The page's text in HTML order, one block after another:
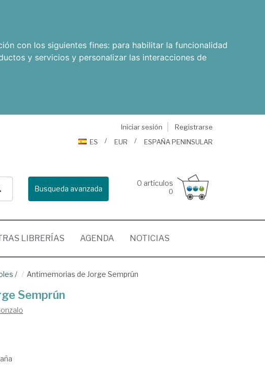
con los siguientes fines: para habilitar la funcionalidad
y servicios y personalizar las interacciones de
Iniciar sesión
Registrarse
ES
EUR ESPAÑA PENINSULAR
Busqueda avanzada
0 artículos
0
LIBRERÍAS AGENDA NOTICIAS
/ Antimemorias de Jorge Semprún
Semprún